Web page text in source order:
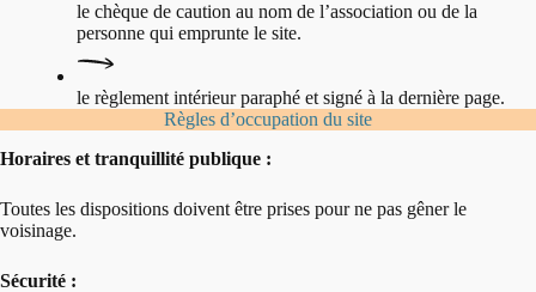
le chèque de caution au nom de l’association ou de la
personne qui emprunte le site.
le règlement intérieur paraphé et signé à la dernière page.
Règles d’occupation du site
Horaires et tranquillité publique :
Toutes les dispositions doivent être prises pour ne pas gêner le
voisinage.
Sécurité :